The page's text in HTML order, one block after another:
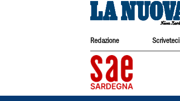
Redazione Scriveteci